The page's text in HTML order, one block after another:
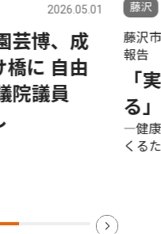
2026.05.01
、成
自由
議員
藤沢市
報告
「実
る」
―健康で
くるため